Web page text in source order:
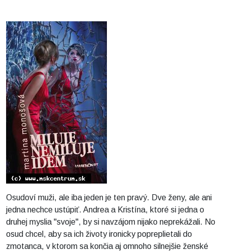
Osudoví muži, ale iba jeden je ten pravý. Dve ženy, ale ani
jedna nechce ustúpiť. Andrea a Kristína, ktoré si jedna o
druhej myslia "svoje", by si navzájom nijako neprekážali. No
osud chcel, aby sa ich životy ironicky popreplietali do
zmotanca, v ktorom sa končia aj omnoho silnejšie ženské